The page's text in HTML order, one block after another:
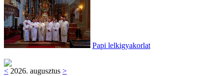
Papi lelkigyakorlat
< 2026. augusztus >